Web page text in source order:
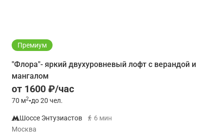
Премиум
"Флора"- яркий двухуровневый лофт с верандой и
мангалом
от 1600 ₽/час
70 м2•до 20 чел.
Шоссе Энтузиастов
6 мин
Москва